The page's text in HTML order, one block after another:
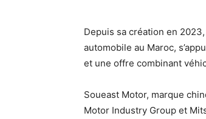
Depuis sa création en 2023,
automobile au Maroc,
et une offre combinant
Soueast Motor, marque
Motor Industry Group et